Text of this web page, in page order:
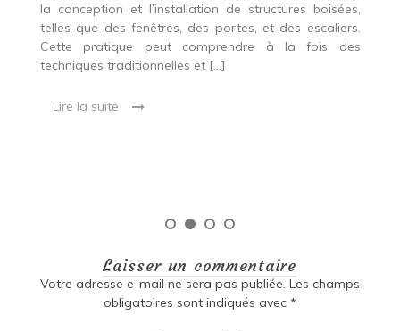
la conception et l’installation de structures boisées,
telles que des fenêtres, des portes, et des escaliers.
Cette pratique peut comprendre à la fois des
techniques traditionnelles et […]
Lire la suite
Laisser un commentaire
Votre adresse e-mail ne sera pas publiée. Les champs
obligatoires sont indiqués avec *